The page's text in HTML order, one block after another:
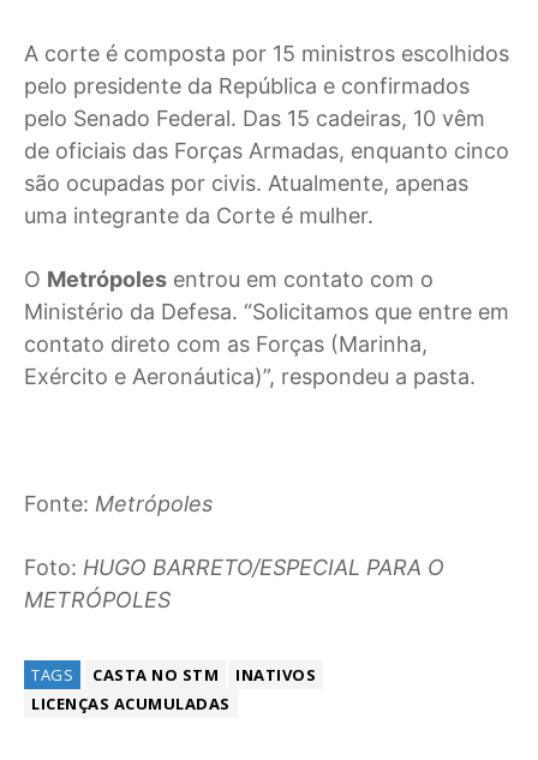
A corte é composta por 15 ministros escolhidos
pelo presidente da República e confirmados
pelo Senado Federal. Das 15 cadeiras, 10 vêm
de oficiais das Forças Armadas, enquanto cinco
são ocupadas por civis. Atualmente, apenas
uma integrante da Corte é mulher.
O Metrópoles entrou em contato com o
Ministério da Defesa. “Solicitamos que entre em
contato direto com as Forças (Marinha,
Exército e Aeronáutica)”, respondeu a pasta.
Fonte: Metrópoles
Foto: HUGO BARRETO/ESPECIAL PARA O
METRÓPOLES
TAGS CASTA NO STM
INATIVOS
LICENÇAS ACUMULADAS